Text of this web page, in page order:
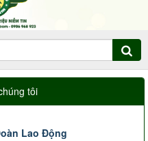
tôi
Lao Động